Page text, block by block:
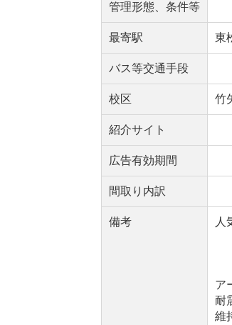
管理形態、条件等
最寄駅 東
バス等交通手段
校区 竹
紹介サイト
広告有効期間
間取り内訳
備考 人
ア
耐
維